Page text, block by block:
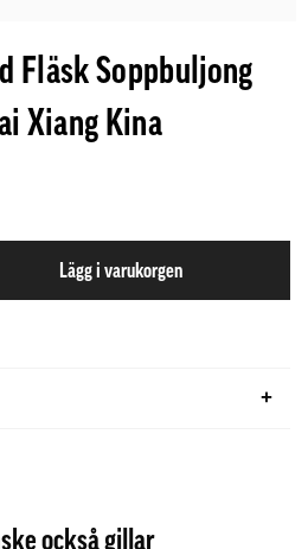
Fläsk Soppbuljong
Xiang Kina
Lägg i varukorgen
också gillar